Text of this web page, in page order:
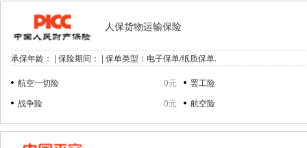
人保货物运输保险
承保年龄： | 保险期间： | 保单类型：电子保单/纸质保单.
航空一切险 0元
罢工险
战争险
0元 航空险